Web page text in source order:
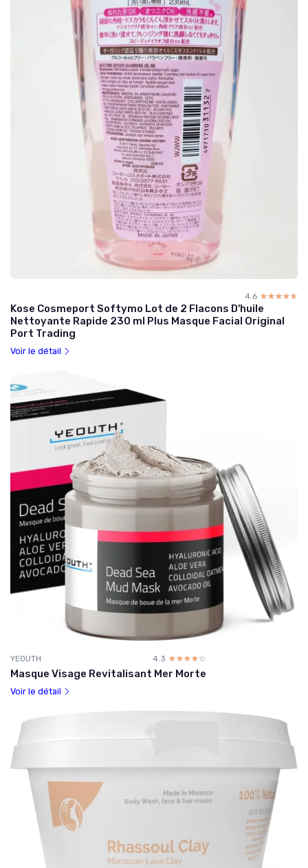
4.6 ☆☆☆☆☆
★★★★★
Kose Cosmeport Softymo Lot de 2 Flacons D'huile
Nettoyante Rapide 230 ml Plus Masque Facial Original
Port Trading
Voir le détail
YEOUTH 4.3 ☆☆☆☆☆
★★★★★
Masque Visage Revitalisant Mer Morte
Voir le détail